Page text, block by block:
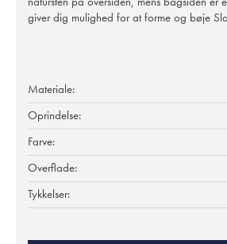
giver dig mulighed for at forme og bøje
Materiale:
Oprindelse:
Farve:
Overflade:
Tykkelser: